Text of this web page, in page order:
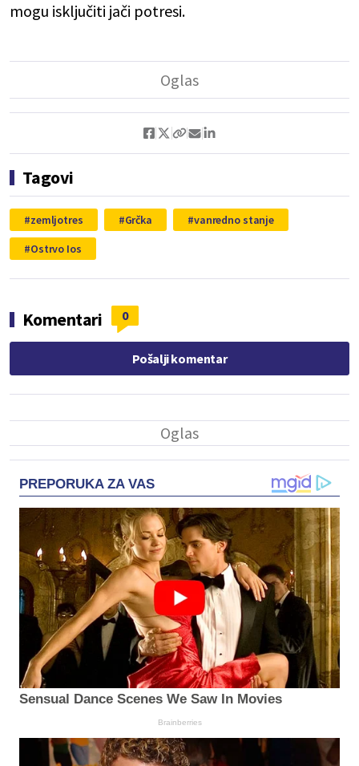
mogu isključiti jači potresi.
Tagovi
zemljotres Grčka
vanredno stanje
Ostrvo Ios
Komentari 0
Pošalji komentar
PREPORUKA ZA VAS
Sensual Dance Scenes We Saw In Movies
Brainberries